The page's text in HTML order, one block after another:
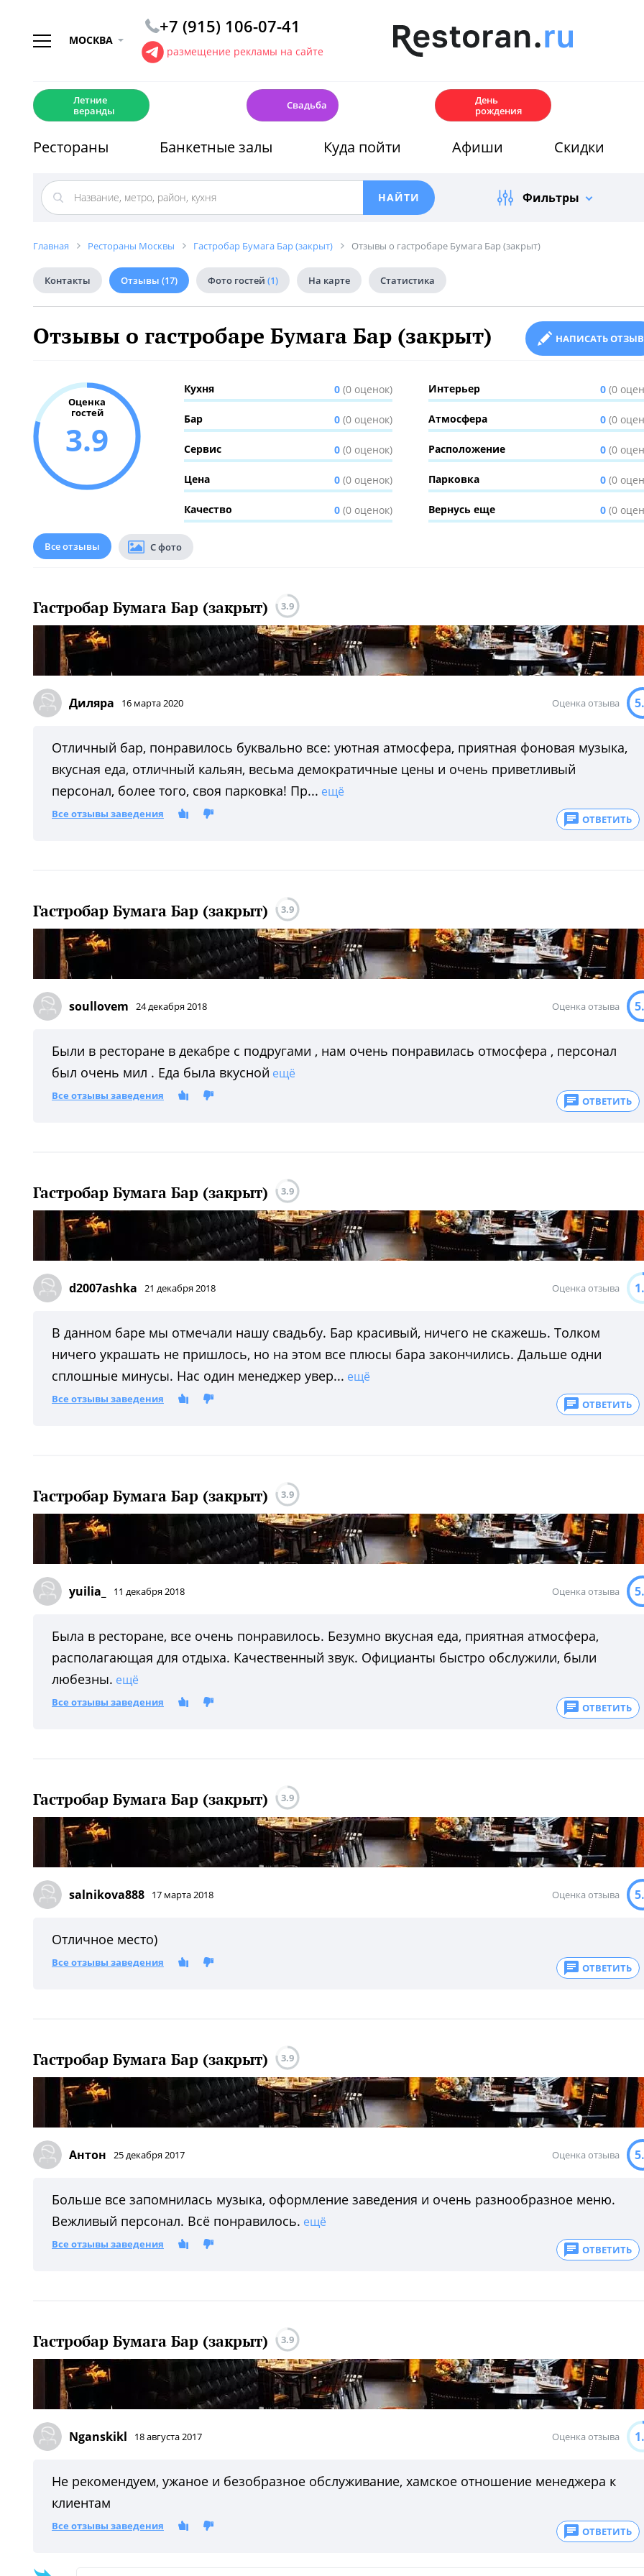
МОСКВА
+7 (915) 106-07-41
размещение рекламы на сайте
Летние
веранды
Свадьба
День
рождения
Рестораны Банкетные залы Куда пойти Афиши Скидки
Фильтры
Главная Рестораны Москвы Гастробар Бумага Бар (закрыт) Отзывы о гастробаре Бумага Бар (закрыт)
Контакты Отзывы (17) Фото гостей (1) На карте Статистика
Отзывы о гастробаре Бумага Бар (закрыт) НАПИСАТЬ ОТЗЫВ
Оценка
гостей
3.9
Кухня 0 (0 оценок)
Бар 0 (0 оценок)
Сервис 0 (0 оценок)
Цена 0 (0 оценок)
Качество 0 (0 оценок)
Интерьер 0 (0
Атмосфера 0 (0
Расположение 0 (0
Парковка 0 (0
Вернусь еще 0 (0
Все отзывы С фото
Гастробар Бумага Бар (закрыт) 3.9
Диляра 16 марта 2020 Оценка отзыва
Отличный бар, понравилось буквально все: уютная атмосфера, приятная фоновая музыка,
вкусная еда, отличный кальян, весьма демократичные цены и очень приветливый
персонал, более того, своя парковка! Пр... ещё
Все отзывы заведения ОТВЕТИТЬ
Гастробар Бумага Бар (закрыт) 3.9
soullovem 24 декабря 2018 Оценка отзыва
Были в ресторане в декабре с подругами , нам очень понравилась отмосфера , персонал
был очень мил . Еда была вкусной ещё
Все отзывы заведения ОТВЕТИТЬ
Гастробар Бумага Бар (закрыт) 3.9
d2007ashka 21 декабря 2018 Оценка отзыва
В данном баре мы отмечали нашу свадьбу. Бар красивый, ничего не скажешь. Толком
ничего украшать не пришлось, но на этом все плюсы бара закончились. Дальше одни
сплошные минусы. Нас один менеджер увер... ещё
Все отзывы заведения ОТВЕТИТЬ
Гастробар Бумага Бар (закрыт) 3.9
yuilia_ 11 декабря 2018 Оценка отзыва
Была в ресторане, все очень понравилось. Безумно вкусная еда, приятная атмосфера,
располагающая для отдыха. Качественный звук. Официанты быстро обслужили, были
любезны. ещё
Все отзывы заведения ОТВЕТИТЬ
Гастробар Бумага Бар (закрыт) 3.9
salnikova888 17 марта 2018 Оценка отзыва
Отличное место)
Все отзывы заведения ОТВЕТИТЬ
Гастробар Бумага Бар (закрыт) 3.9
Антон 25 декабря 2017 Оценка отзыва
Больше все запомнилась музыка, оформление заведения и очень разнообразное меню.
Вежливый персонал. Всё понравилось. ещё
Все отзывы заведения ОТВЕТИТЬ
Гастробар Бумага Бар (закрыт) 3.9
Nganskikl 18 августа 2017 Оценка отзыва
Не рекомендуем, ужаное и безобразное обслуживание, хамское отношение менеджера к
клиентам
Все отзывы заведения ОТВЕТИТЬ